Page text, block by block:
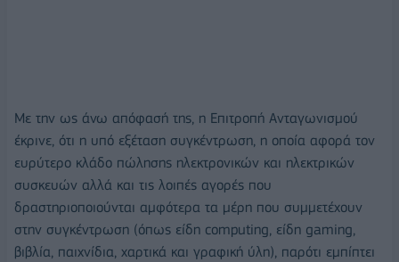
Με την ως άνω απόφασή της, η Επιτροπή Ανταγωνισμού
έκρινε, ότι η υπό εξέταση συγκέντρωση, η οποία αφορά τον
ευρύτερο κλάδο πώλησης ηλεκτρονικών και ηλεκτρικών
συσκευών αλλά και τις λοιπές αγορές που
δραστηριοποιούνται αμφότερα τα μέρη που συμμετέχουν
στην συγκέντρωση (όπως είδη computing, είδη gaming,
βιβλία, παιχνίδια, χαρτικά και γραφική ύλη), παρότι εμπίπτει